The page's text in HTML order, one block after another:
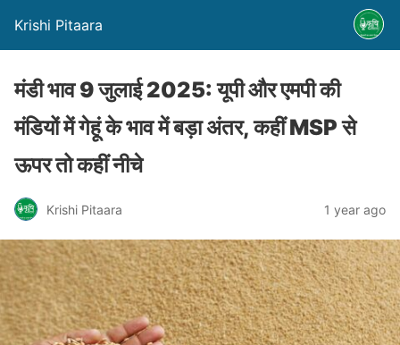
Krishi Pitaara
मंडी भाव 9 जुलाई 2025: यूपी और एमपी की
मंडियों में गेहूं के भाव में बड़ा अंतर, कहीं MSP से
ऊपर तो कहीं नीचे
Krishi Pitaara 1 year ago